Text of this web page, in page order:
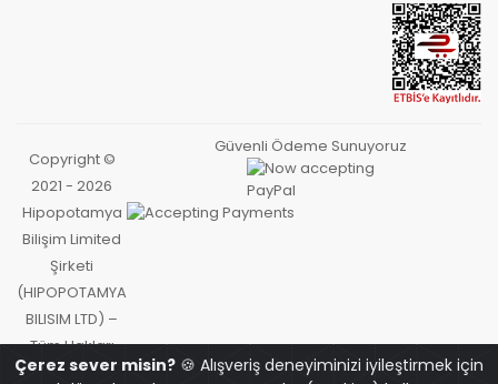
Copyright ©
2021 - 2026
Hipopotamya
Bilişim Limited
Şirketi
(HIPOPOTAMYA
BILISIM LTD) –
Tüm Hakları
Saklıdır.
Güvenli Ödeme Sunuyoruz
Çerez sever misin? 🍪 Alışveriş deneyiminizi iyileştirmek için